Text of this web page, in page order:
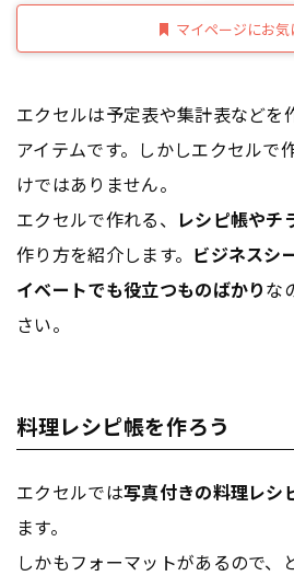
マイページにお気
エクセルは予定表や集計表などを
アイテムです。しかしエクセルで
けではありません。
エクセルで作れる、 レシピ帳やチ
作り方を紹介します。 ビジネスシ
イベートでも役立つものばかりな
さい。
料理レシピ帳を作ろう
エクセルでは写真付きの料理レシ
ます。
しかもフォーマットがあるので、